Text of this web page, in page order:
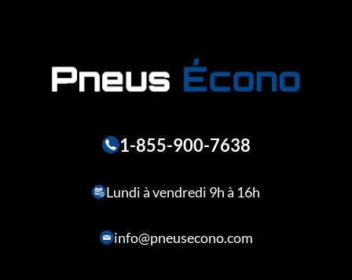
1-855-900-7638
Lundi à vendredi 9h à 16h
info@pneusecono.com